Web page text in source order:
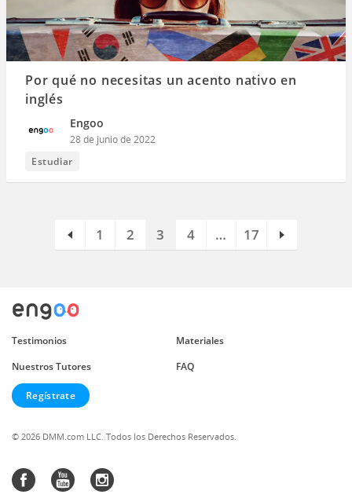
Por qué no necesitas un acento nativo en
inglés
Engoo
28 de junio de 2022
Estudiar
1 2 3 4 … 17
Testimonios
Materiales
Nuestros Tutores
FAQ
Regístrate
© 2026 DMM.com LLC. Todos los Derechos Reservados.